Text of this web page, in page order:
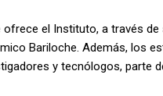
el Instituto, a través
Bariloche. Además, los
y tecnólogos, parte